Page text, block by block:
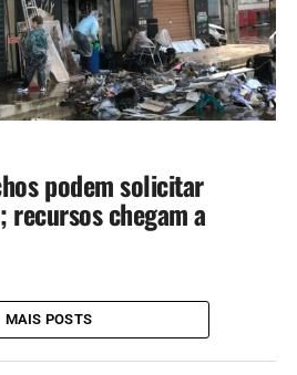
podem solicitar
recursos chegam a
MAIS POSTS